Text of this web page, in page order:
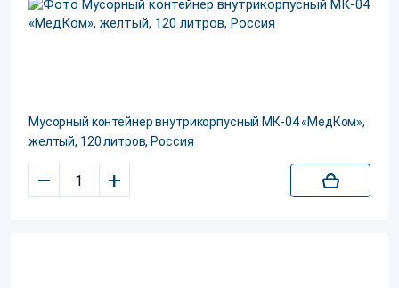
Мусорный контейнер внутрикорпусный МК-04 «МедКом»,
желтый, 120 литров, Россия
– +